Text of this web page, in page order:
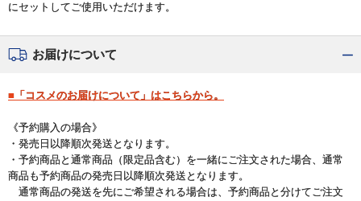
にセットしてご使用いただけます。
お届けについて
■「コスメのお届けについて」はこちらから。
《予約購入の場合》
・発売日以降順次発送となります。
・予約商品と通常商品（限定品含む）を一緒にご注文された場合、通常
商品も予約商品の発売日以降順次発送となります。
通常商品の発送を先にご希望される場合は、予約商品と分けてご注文